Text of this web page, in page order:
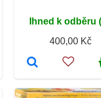
Ihned k odběru
400,00 Kč